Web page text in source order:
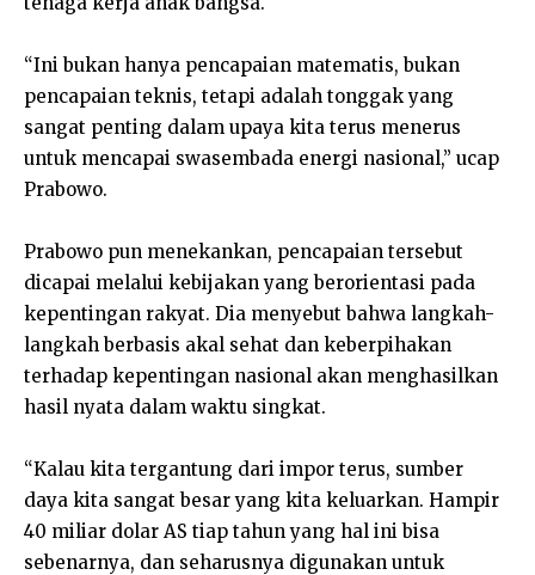
“Ini bukan hanya pencapaian matematis, bukan
pencapaian teknis, tetapi adalah tonggak yang
sangat penting dalam upaya kita terus menerus
untuk mencapai swasembada energi nasional,” ucap
Prabowo.
Prabowo pun menekankan, pencapaian tersebut
dicapai melalui kebijakan yang berorientasi pada
kepentingan rakyat. Dia menyebut bahwa langkah-
langkah berbasis akal sehat dan keberpihakan
terhadap kepentingan nasional akan menghasilkan
hasil nyata dalam waktu singkat.
“Kalau kita tergantung dari impor terus, sumber
daya kita sangat besar yang kita keluarkan. Hampir
40 miliar dolar AS tiap tahun yang hal ini bisa
sebenarnya, dan seharusnya digunakan untuk